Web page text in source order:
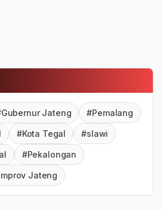
Jateng #Pemalang
#Kota Tegal #slawi
#Pekalongan
Jateng